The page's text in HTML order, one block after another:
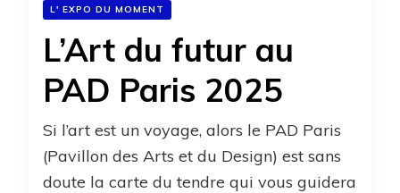
L' EXPO DU MOMENT
L’Art du futur au
PAD Paris 2025
Si l’art est un voyage, alors le PAD Paris
(Pavillon des Arts et du Design) est sans
doute la carte du tendre qui vous guidera